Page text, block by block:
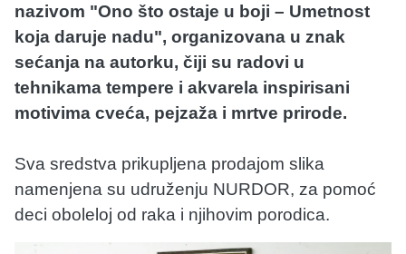
nazivom "Ono što ostaje u boji – Umetnost
koja daruje nadu", organizovana u znak
sećanja na autorku, čiji su radovi u
tehnikama tempere i akvarela inspirisani
motivima cveća, pejzaža i mrtve prirode.
Sva sredstva prikupljena prodajom slika
namenjena su udruženju NURDOR, za pomoć
deci oboleloj od raka i njihovim porodica.